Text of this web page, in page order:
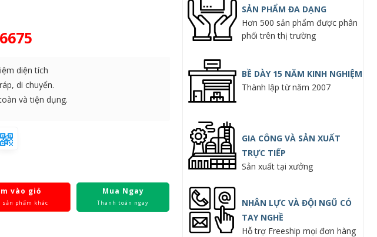
diện tích
di chuyển.
và tiện dụng.
vào giỏ
sản phẩm khác
Mua Ngay
Thanh toán ngay
SẢN PHẨM ĐA DẠNG
Hơn 500 sản phẩm được phân
phối trên thị trường
BỀ DÀY 15 NĂM KINH NGHIỆM
Thành lập từ năm 2007
GIA CÔNG VÀ SẢN XUẤT
TRỰC TIẾP
Sản xuất tại xưởng
NHÂN LỰC VÀ ĐỘI NGŨ CÓ
TAY NGHỀ
Hỗ trợ Freeship mọi đơn hàng